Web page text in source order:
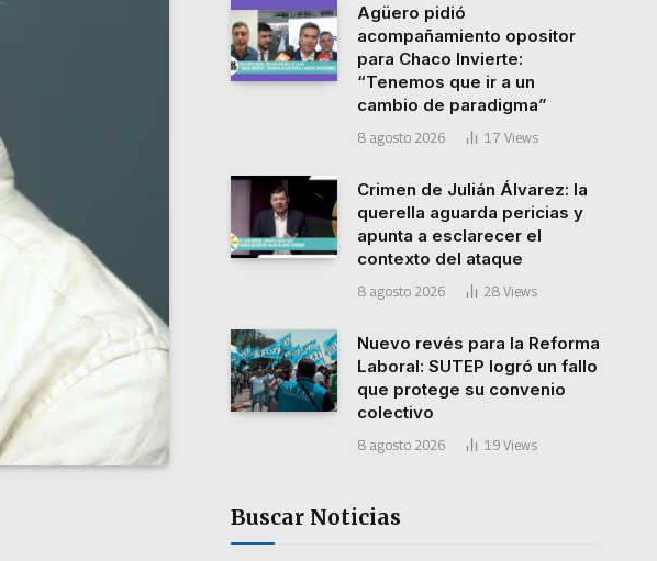
Agüero pidió
acompañamiento opositor
para Chaco Invierte:
“Tenemos que ir a un
cambio de paradigma”
8 agosto 2026 17 Views
Crimen de Julián Álvarez: la
querella aguarda pericias y
apunta a esclarecer el
contexto del ataque
8 agosto 2026 28 Views
Nuevo revés para la Reforma
Laboral: SUTEP logró un fallo
que protege su convenio
colectivo
8 agosto 2026 19 Views
Buscar Noticias